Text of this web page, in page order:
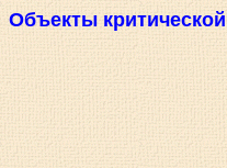
Объекты